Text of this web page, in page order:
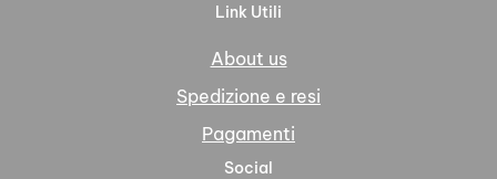
Link Utili
About us
Spedizione e resi
Pagamenti
Social